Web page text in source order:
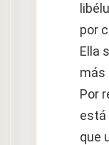
por
Ella
más
Por
está
que